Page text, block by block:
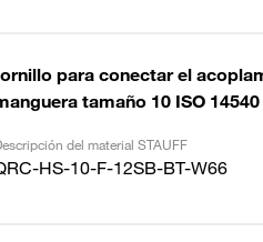
para conectar el
tamaño 10 ISO
del material STAUFF
HS-10-F-12SB-BT-W66